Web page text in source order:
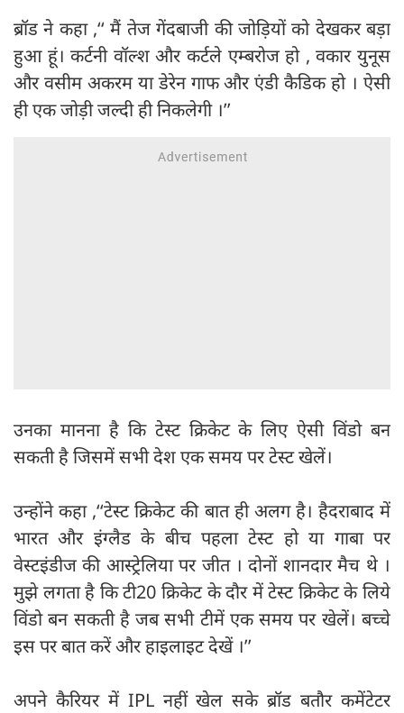
ब्रॉड ने कहा ,‘‘ मैं तेज गेंदबाजी की जोड़ियों को देखकर बड़ा
हुआ हूं। कर्टनी वॉल्श और कर्टले एम्बरोज हो , वकार युनूस
और वसीम अकरम या डेरेन गाफ और एंडी कैडिक हो । ऐसी
ही एक जोड़ी जल्दी ही निकलेगी ।’’
उनका मानना है कि टेस्ट क्रिकेट के लिए ऐसी विंडो बन
सकती है जिसमें सभी देश एक समय पर टेस्ट खेलें।
उन्होंने कहा ,‘‘टेस्ट क्रिकेट की बात ही अलग है। हैदराबाद में
भारत और इंग्लैड के बीच पहला टेस्ट हो या गाबा पर
वेस्टइंडीज की आस्ट्रेलिया पर जीत । दोनों शानदार मैच थे ।
मुझे लगता है कि टी20 क्रिकेट के दौर में टेस्ट क्रिकेट के लिये
विंडो बन सकती है जब सभी टीमें एक समय पर खेलें। बच्चे
इस पर बात करें और हाइलाइट देखें ।’’
अपने कैरियर में IPL नहीं खेल सके ब्रॉड बतौर कमेंटेटर